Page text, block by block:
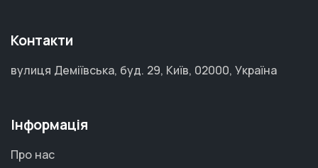
Контакти
вулиця Деміївська, буд. 29, Київ, 02000, Україна
Інформація
Про нас